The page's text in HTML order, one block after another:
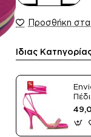
Προσθήκη
Ίδιας